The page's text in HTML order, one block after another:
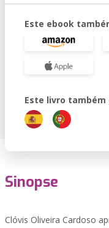
Este ebook
Este livro também
Sinopse
Clóvis Oliveira Cardoso